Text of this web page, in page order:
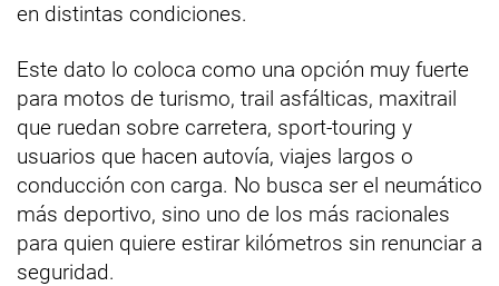
en distintas condiciones.
Este dato lo coloca como una opción muy fuerte
para motos de turismo, trail asfálticas, maxitrail
que ruedan sobre carretera, sport-touring y
usuarios que hacen autovía, viajes largos o
conducción con carga. No busca ser el neumático
más deportivo, sino uno de los más racionales
para quien quiere estirar kilómetros sin renunciar a
seguridad.